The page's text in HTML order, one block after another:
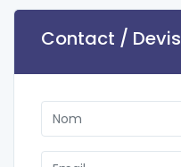
Contact / Devis